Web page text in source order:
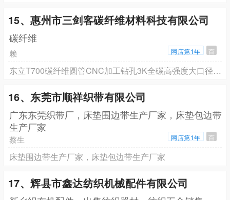
15、惠州市三剑客碳纤维材料科技有限公司
碳纤维
赖 网店第1年 百
东立T700碳纤维圆管CNC加工钻孔3K全碳高强度大口径碳纤维圆管碳
16、东莞市顺祥织带有限公司
广东东莞织带厂，床垫围边带生产厂家，床垫包边带
生产厂家
蔡生 网店第1年 百
床垫围边带生产厂家，床垫包边带生产厂家
17、辉县市鑫达纺织机械配件有限公司